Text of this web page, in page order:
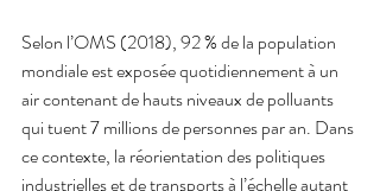
Selon l’OMS (2018), 92 % de la population
mondiale est exposée quotidiennement à un
air contenant de hauts niveaux de polluants
qui tuent 7 millions de personnes par an. Dans
ce contexte, la réorientation des politiques
industrielles et de transports à l’échelle autant